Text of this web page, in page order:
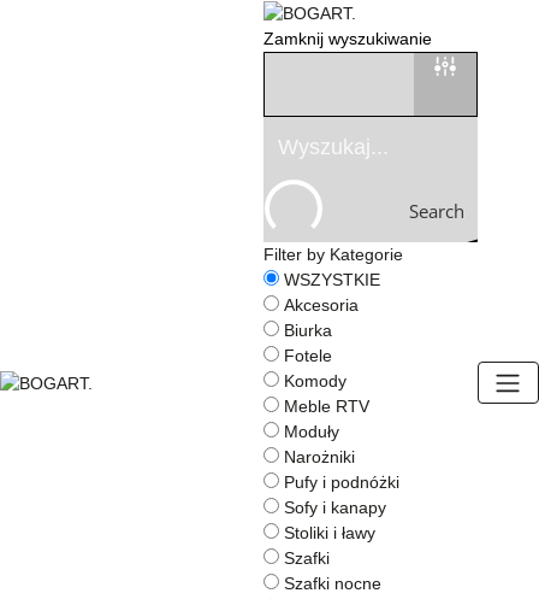
Zamknij wyszukiwanie
Search
Filter by Kategorie
WSZYSTKIE
Akcesoria
Biurka
Fotele
Komody
Meble RTV
Moduły
Narożniki
Pufy i podnóżki
Sofy i kanapy
Stoliki i ławy
Szafki
Szafki nocne